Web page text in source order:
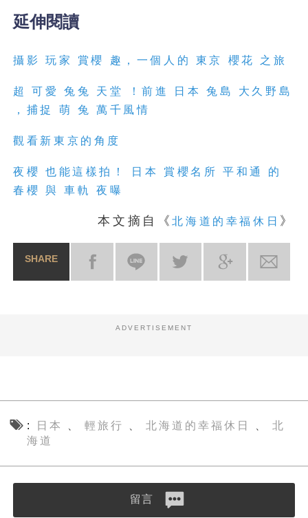
延伸閱讀
攝影 玩家 賞櫻 趣，一個人的 東京 櫻花 之旅
超 可愛 兔兔 天堂 ！前進 日本 兔島 大久野島
，捕捉 萌 兔 萬千風情
觀看新東京的角度
夜櫻 也能這樣拍！ 日本 賞櫻名所 平和通 的
春櫻 與 車軌 夜曝
本文摘自《北海道的幸福休日 》
SHARE
ADVERTISEMENT
日本 、輕旅行 、 北海道的幸福休日 、 北
海道
留言